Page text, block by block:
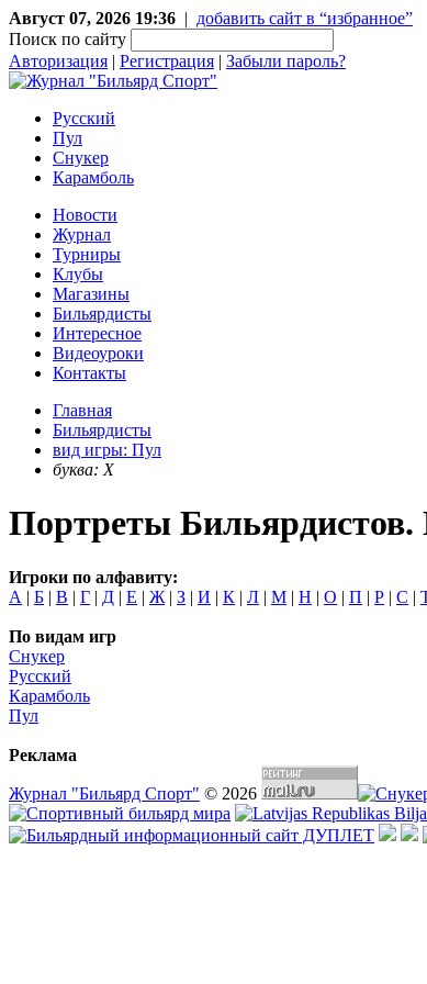
Август 07, 2026 19:36 | добавить сайт в “избранное”
Поиск по сайту
Авторизация | Регистрация | Забыли пароль?
Русский
Пул
Снукер
Карамболь
Новости
Журнал
Турниры
Клубы
Магазины
Бильярдисты
Интересное
Видеоуроки
Контакты
Главная
Бильярдисты
вид игры: Пул
буква: Х
Портреты Бильярдистов.
Игроки по алфавиту:
А | Б | В | Г | Д | Е | Ж | З | И | К | Л | М | Н | О | П | Р | С |
По видам игр
Снукер
Русский
Карамболь
Пул
Реклама
Журнал "Бильярд Спорт" © 2026